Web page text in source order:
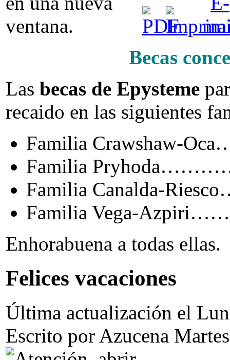
Becas
Las becas de Epysteme
recaido en las siguientes
Familia Crawshaw-
Familia
Familia Canalda-
Familia Vega-
Enhorabuena a todas ellas.
Felices vacaciones
Última actualización el
Escrito por Azucena